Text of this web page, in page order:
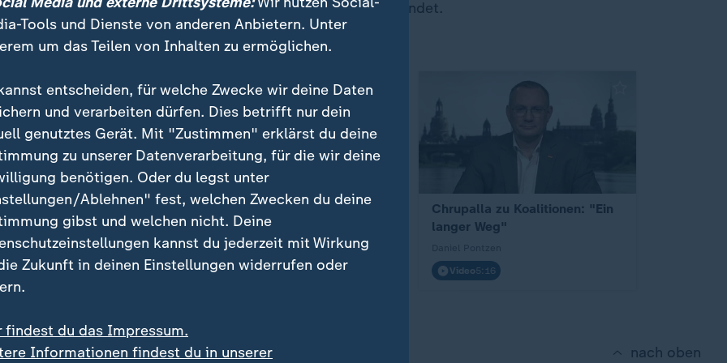
Sommerpause werden die "Sommerinterviews" gesendet.
Frei
Reformen
Pontzen
5:09
Die AfD hinter der Brandmauer
Nicole Diekmann
Video3:54
Chrupalla zu Koalitionen: "Ein
langer Weg"
Video5:16
nach oben
Tools und Dienste von anderen Anbietern. Unter
um das Teilen von Inhalten zu ermöglichen.
entscheiden, für welche Zwecke wir deine Daten
und verarbeiten dürfen. Dies betrifft nur dein
genutztes Gerät. Mit "Zustimmen" erklärst du deine
zu unserer Datenverarbeitung, für die wir deine
benötigen. Oder du legst unter
Ablehnen" fest, welchen Zwecken du deine
gibst und welchen nicht. Deine
kannst du jederzeit mit Wirkung
Zukunft in deinen Einstellungen widerrufen oder
findest du das Impressum.
Informationen findest du in unserer